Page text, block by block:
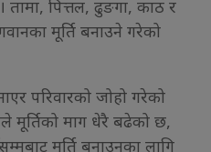
तामा, पित्तल, ढुङगा, काठ र
मूर्ति बनाउने गरेको
परिवारको जोहो गरेको
मूर्तिको माग धेरै बढेको छ,
मूर्ति बनाउनका लागि